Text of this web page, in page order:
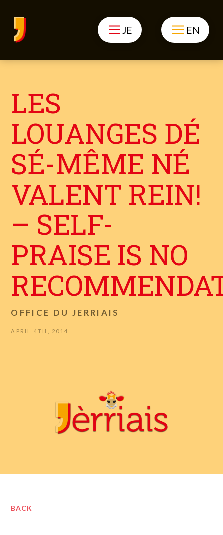
JE EN
LES
LOUANGES DÉ
SÉ-MÊME NÉ
VALENT REIN!
– SELF-
PRAISE IS NO
OFFICE DU JERRIAIS
APRIL 4TH, 2014
BACK